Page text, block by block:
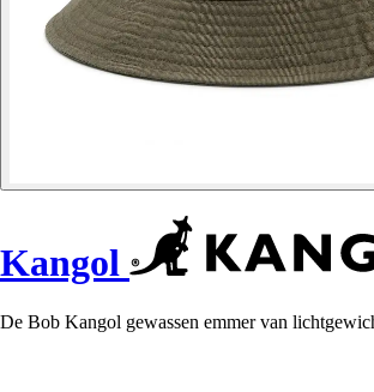
Kangol
De Bob Kangol gewassen emmer van